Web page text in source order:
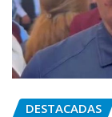
DESTACADAS